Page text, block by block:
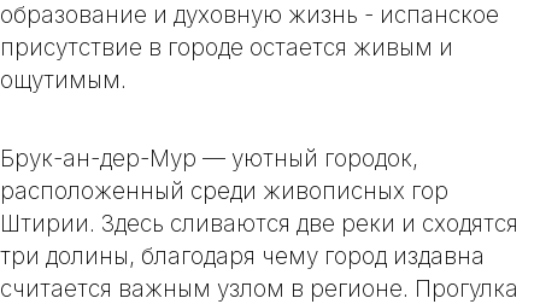
образование и духовную жизнь - испанское
присутствие в городе остается живым и
ощутимым.
Брук-ан-дер-Мур — уютный городок,
расположенный среди живописных гор
Штирии. Здесь сливаются две реки и сходятся
три долины, благодаря чему город издавна
считается важным узлом в регионе. Прогулка